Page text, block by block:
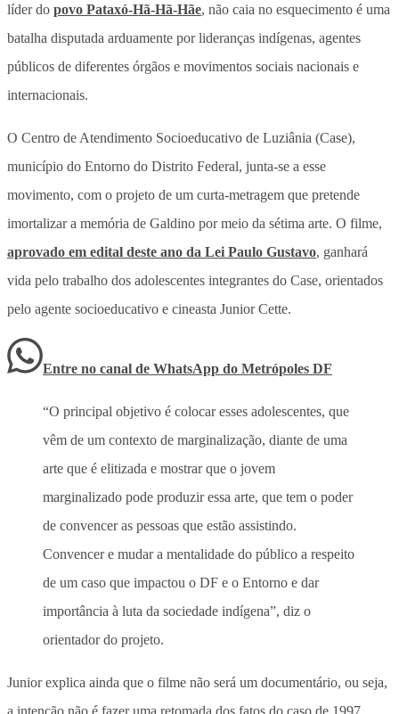
líder do povo Pataxó-Hã-Hã-Hãe, não caia no esquecimento é uma
batalha disputada arduamente por lideranças indígenas, agentes
públicos de diferentes órgãos e movimentos sociais nacionais e
internacionais.
O Centro de Atendimento Socioeducativo de Luziânia (Case),
município do Entorno do Distrito Federal, junta-se a esse
movimento, com o projeto de um curta-metragem que pretende
imortalizar a memória de Galdino por meio da sétima arte. O filme,
aprovado em edital deste ano da Lei Paulo Gustavo, ganhará
vida pelo trabalho dos adolescentes integrantes do Case, orientados
pelo agente socioeducativo e cineasta Junior Cette.
Entre no canal de WhatsApp do Metrópoles DF
“O principal objetivo é colocar esses adolescentes, que
vêm de um contexto de marginalização, diante de uma
arte que é elitizada e mostrar que o jovem
marginalizado pode produzir essa arte, que tem o poder
de convencer as pessoas que estão assistindo.
Convencer e mudar a mentalidade do público a respeito
de um caso que impactou o DF e o Entorno e dar
importância à luta da sociedade indígena”, diz o
orientador do projeto.
Junior explica ainda que o filme não será um documentário, ou seja,
a intenção não é fazer uma retomada dos fatos do caso de 1997.